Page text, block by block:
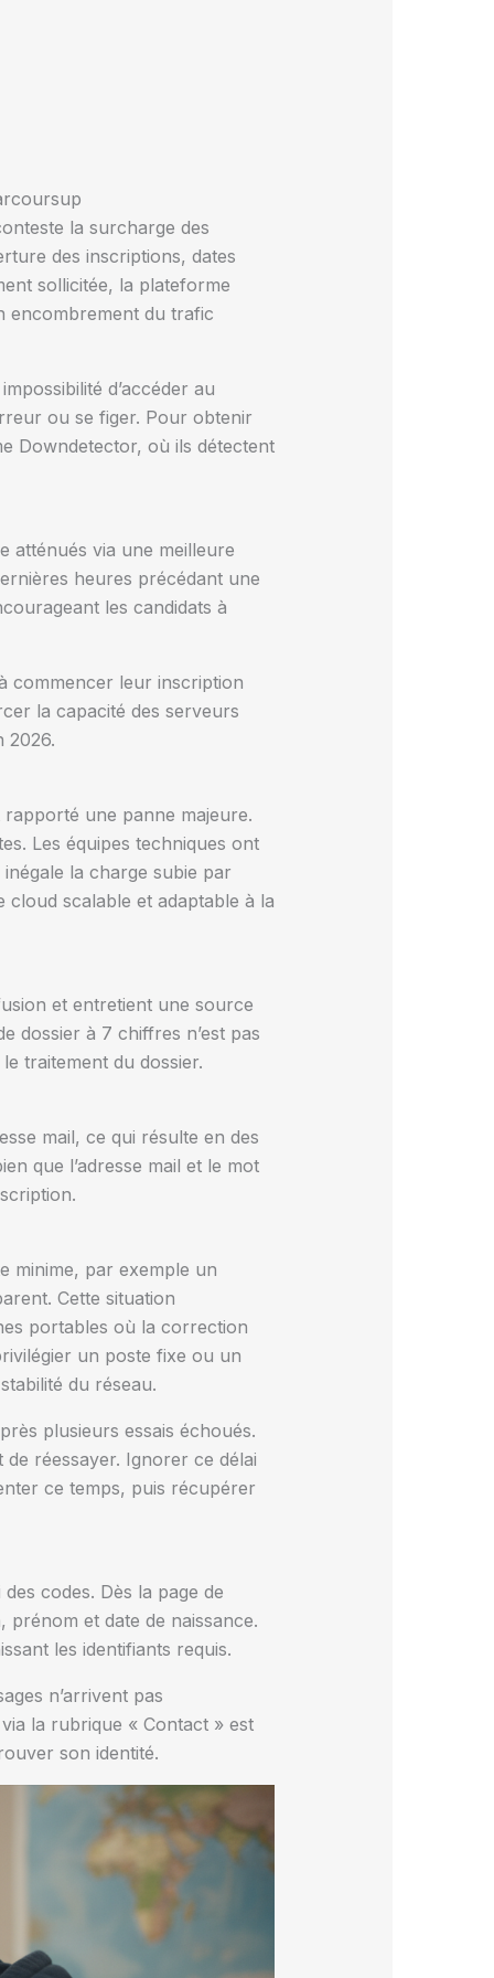
la surcharge des
des inscriptions, dates
sollicitée, la plateforme
encombrement du trafic
d’accéder au
ou se figer. Pour obtenir
Downdetector, où ils détectent
atténués via une meilleure
heures précédant une
les candidats à
commencer leur inscription
la capacité des serveurs
2026.
une panne majeure.
Les équipes techniques ont
la charge subie par
cloud scalable et adaptable à la
et entretient une source
dossier à 7 chiffres n’est pas
traitement du dossier.
mail, ce qui résulte en des
que l’adresse mail et le mot
minime, par exemple un
Cette situation
portables où la correction
un poste fixe ou un
du réseau.
plusieurs essais échoués.
de réessayer. Ignorer ce délai
ce temps, puis récupérer
codes. Dès la page de
et date de naissance.
les identifiants requis.
n’arrivent pas
via la rubrique « Contact » est
son identité.